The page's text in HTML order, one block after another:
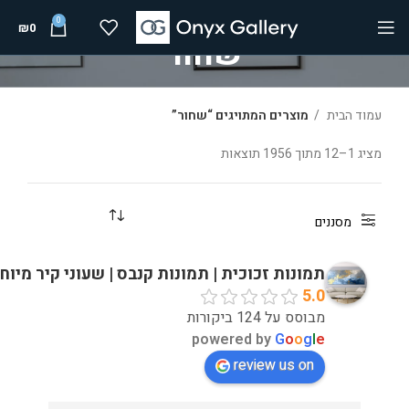
0
₪0
שחור
עמוד הבית
מוצרים המתויגים “שחור”
מציג 1–12 מתוך 1956 תוצאות
מסננים
תמונות זכוכית | תמונות קנבס | שעוני קיר
5.0
מבוסס על 124 ביקורות
powered by Google
review us on